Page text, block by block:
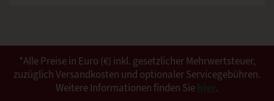
*Alle Preise in Euro (€) inkl. gesetzlicher Mehrwertsteuer,
zuzüglich Versandkosten und optionaler Servicegebühren.
Weitere Informationen finden Sie
.